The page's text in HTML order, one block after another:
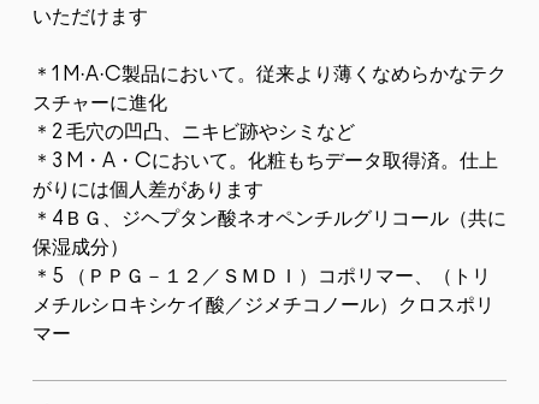
いただけます
＊1 M·A·C製品において。従来より薄くなめらかなテク
スチャーに進化
＊2 毛穴の凹凸、ニキビ跡やシミなど
＊3 M・A・Cにおいて。化粧もちデータ取得済。仕上
がりには個人差があります
＊4ＢＧ、ジヘプタン酸ネオペンチルグリコール（共に
保湿成分）
＊5 （ＰＰＧ－１２／ＳＭＤＩ）コポリマー、（トリ
メチルシロキシケイ酸／ジメチコノール）クロスポリ
マー